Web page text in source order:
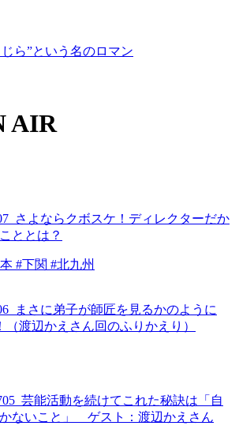
じら”という名のロマン
AIR
さよならクボスケ！ディレクターだか
ととは？
#下関 #北九州
まさに弟子が師匠を見るかのように
（渡辺かえさん回のふりかえり）
芸能活動を続けてこれた秘訣は「自
ないこと」 ゲスト：渡辺かえさん